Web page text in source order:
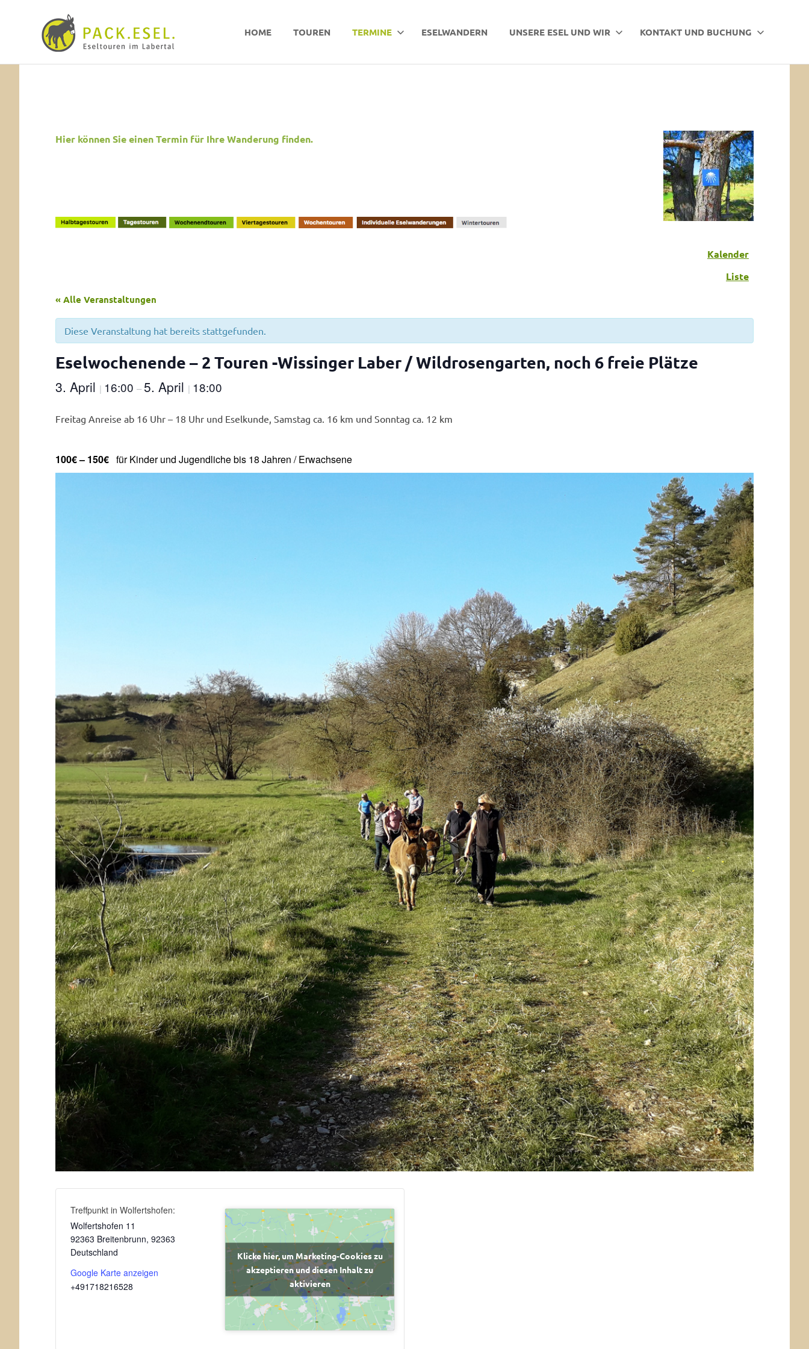
Pack-
Esel
HOME TOUREN TERMINE ESELWANDERN UNSERE ESEL UND WIR KONTAKT UND BUCHUNG
Hier können Sie einen Termin für Ihre Wanderung finden.
Kalender
Liste
« Alle Veranstaltungen
Diese Veranstaltung hat bereits stattgefunden.
Eselwochenende – 2 Touren -Wissinger Laber / Wildrosengarten, noch 6 freie Plätze
3. April | 16:00 – 5. April | 18:00
Freitag Anreise ab 16 Uhr – 18 Uhr und Eselkunde, Samstag ca. 16 km und Sonntag ca. 12 km
100€ – 150€ für Kinder und Jugendliche bis 18 Jahren / Erwachsene
Treffpunkt in Wolfertshofen:
Wolfertshofen 11
92363 Breitenbrunn, 92363
Deutschland
Google Karte anzeigen
+491718216528
Klicke hier, um Marketing-Cookies zu
akzeptieren und diesen Inhalt zu
aktivieren